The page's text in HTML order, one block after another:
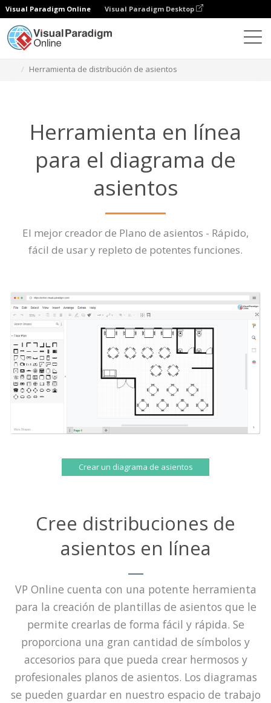
Visual Paradigm Online Visual Paradigm Desktop
Herramienta de distribución de asientos
Herramienta en línea
para el diagrama de
asientos
El mejor creador de Plano de asientos - Rápido,
fácil de usar y repleto de potentes funciones.
Crear un diagrama de asientos
Cree distribuciones de
asientos en línea
VP Online cuenta con una potente herramienta
para la creación de plantillas de asientos que le
permite crearlas de forma fácil y rápida. Se
proporciona una gran cantidad de símbolos y
accesorios para que pueda crear hermosos y
profesionales planos de asientos. Los diagramas
se pueden guardar en nuestro espacio de trabajo